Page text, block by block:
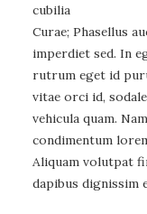
cubilia
Curae; Phasellus
imperdiet sed. In
rutrum eget id
vitae orci id,
vehicula quam.
condimentum
Aliquam volutpat
dapibus dignissim